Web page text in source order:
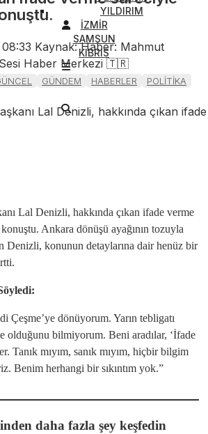
YILDIRIM
İZMİR
SAMSUN
KIBRIS
Kaynak: Haber: Mahmut
Haber Merkezi 🇹🇷
GÜNDEM HABERLER POLİTİKA
Lal Denizli, hakkında çıkan ifade verme
Ankara dönüşü ayağının tozuyla
Denizli, konunun detaylarına dair henüz bir
Çeşme’ye dönüyorum. Yarın tebligatı
olduğunu bilmiyorum. Beni aradılar, ‘İfade
Tanık mıyım, sanık mıyım, hiçbir bilgim
Benim herhangi bir sıkıntım yok.”
daha fazla şey keşfedin